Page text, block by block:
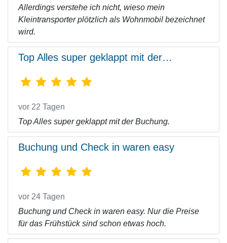
Allerdings verstehe ich nicht, wieso mein
Kleintransporter plötzlich als Wohnmobil bezeichnet
wird.
Top Alles super geklappt mit der…
vor 22 Tagen
Top Alles super geklappt mit der Buchung.
Buchung und Check in waren easy
vor 24 Tagen
Buchung und Check in waren easy. Nur die Preise
für das Frühstück sind schon etwas hoch.